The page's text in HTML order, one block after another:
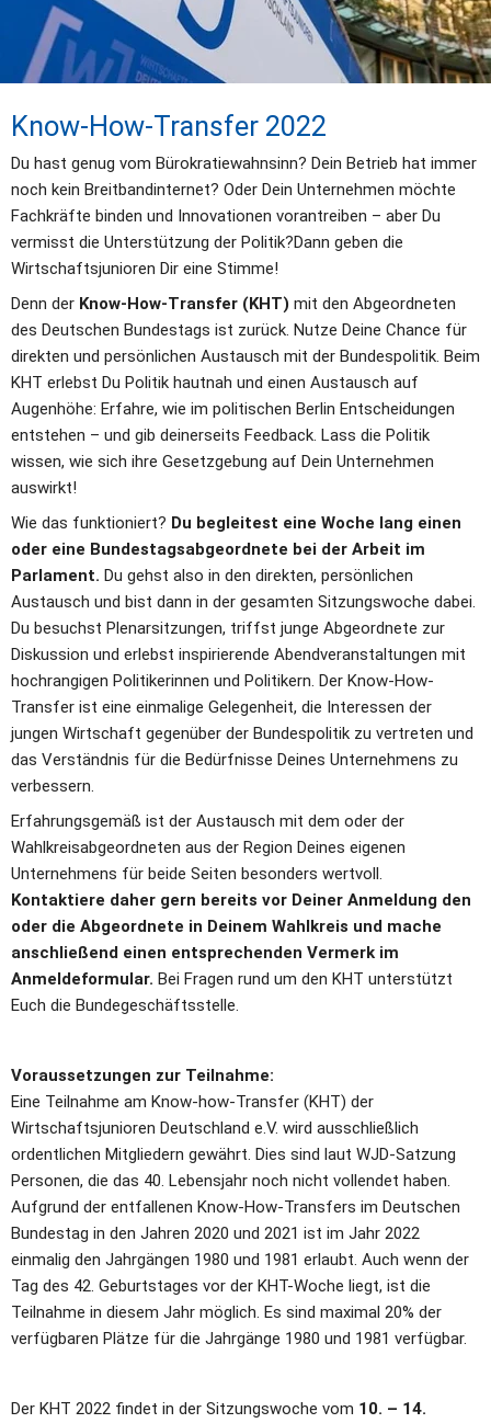
Know-How-Transfer 2022
Du hast genug vom Bürokratiewahnsinn? Dein Betrieb hat immer
noch kein Breitbandinternet? Oder Dein Unternehmen möchte
Fachkräfte binden und Innovationen vorantreiben – aber Du
vermisst die Unterstützung der Politik?Dann geben die
Wirtschaftsjunioren Dir eine Stimme!
Denn der Know-How-Transfer (KHT) mit den Abgeordneten
des Deutschen Bundestags ist zurück. Nutze Deine Chance für
direkten und persönlichen Austausch mit der Bundespolitik. Beim
KHT erlebst Du Politik hautnah und einen Austausch auf
Augenhöhe: Erfahre, wie im politischen Berlin Entscheidungen
entstehen – und gib deinerseits Feedback. Lass die Politik
wissen, wie sich ihre Gesetzgebung auf Dein Unternehmen
auswirkt!
Wie das funktioniert? Du begleitest eine Woche lang einen
oder eine Bundestagsabgeordnete bei der Arbeit im
Parlament. Du gehst also in den direkten, persönlichen
Austausch und bist dann in der gesamten Sitzungswoche dabei.
Du besuchst Plenarsitzungen, triffst junge Abgeordnete zur
Diskussion und erlebst inspirierende Abendveranstaltungen mit
hochrangigen Politikerinnen und Politikern. Der Know-How-
Transfer ist eine einmalige Gelegenheit, die Interessen der
jungen Wirtschaft gegenüber der Bundespolitik zu vertreten und
das Verständnis für die Bedürfnisse Deines Unternehmens zu
verbessern.
Erfahrungsgemäß ist der Austausch mit dem oder der
Wahlkreisabgeordneten aus der Region Deines eigenen
Kontaktiere daher gern bereits vor Deiner Anmeldung den
oder die Abgeordnete in Deinem Wahlkreis und mache
anschließend einen entsprechenden Vermerk im
Anmeldeformular. Bei Fragen rund um den KHT unterstützt
Euch die Bundegeschäftsstelle.
Voraussetzungen zur Teilnahme:
Eine Teilnahme am Know-how-Transfer (KHT) der
Wirtschaftsjunioren Deutschland e.V. wird ausschließlich
ordentlichen Mitgliedern gewährt. Dies sind laut WJD-Satzung
Personen, die das 40. Lebensjahr noch nicht vollendet haben.
Aufgrund der entfallenen Know-How-Transfers im Deutschen
Bundestag in den Jahren 2020 und 2021 ist im Jahr 2022
einmalig den Jahrgängen 1980 und 1981 erlaubt. Auch wenn der
Tag des 42. Geburtstages vor der KHT-Woche liegt, ist die
Teilnahme in diesem Jahr möglich. Es sind maximal 20% der
verfügbaren Plätze für die Jahrgänge 1980 und 1981 verfügbar.
Der KHT 2022 findet in der Sitzungswoche vom 10. – 14.